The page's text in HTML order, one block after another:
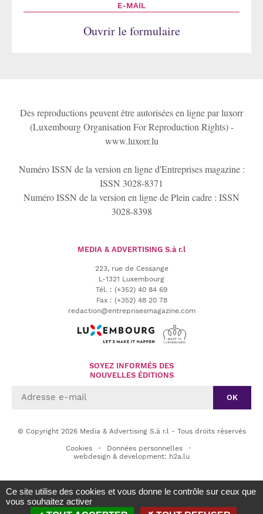
E-MAIL
Ouvrir le formulaire
Des reproductions peuvent être autorisées en ligne par luxorr
(Luxembourg Organisation For Reproduction Rights) -
www.luxorr.lu
Numéro ISSN de la version en ligne d'Entreprises magazine :
ISSN 3028-8371
Numéro ISSN de la version en ligne de Plein cadre : ISSN
3028-8398
MEDIA & ADVERTISING S.à r.l
223, rue de Cessange
L-1321 Luxembourg
Tél. : (+352) 40 84 69
Fax : (+352) 48 20 78
redaction@entreprisesmagazine.com
SOYEZ INFORMÉS DES
NOUVELLES ÉDITIONS
OK
© Copyright 2026 Media & Advertising S.à r.l - Tous droits réservés
Cookies
Données personnelles
webdesign & development: h2a.lu
Ce site utilise des cookies et vous donne le contrôle sur ceux que
vous souhaitez activer